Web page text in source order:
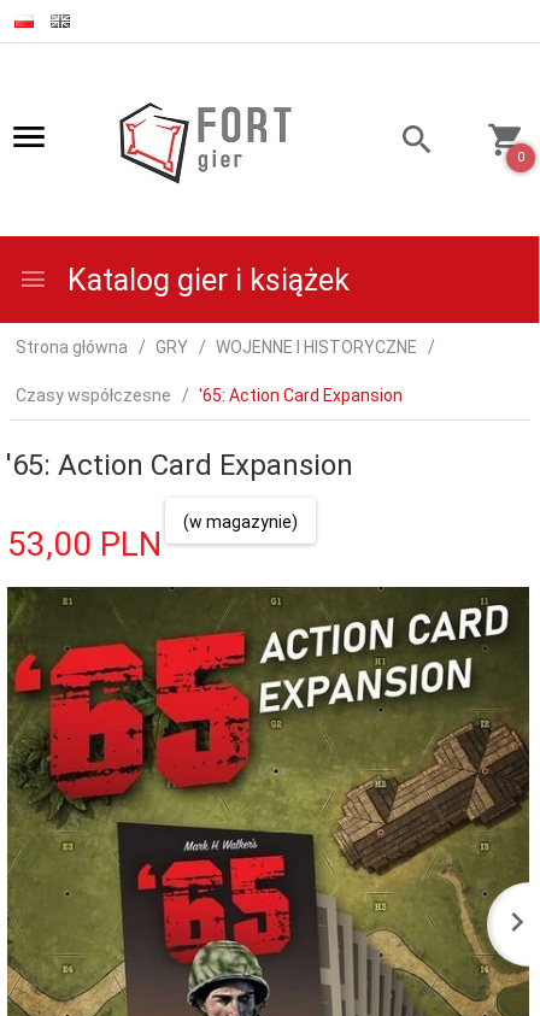
0
Katalog gier i książek
Strona główna GRY WOJENNE I HISTORYCZNE
Czasy współczesne '65: Action Card Expansion
'65: Action Card Expansion
53,00 PLN
(w magazynie)